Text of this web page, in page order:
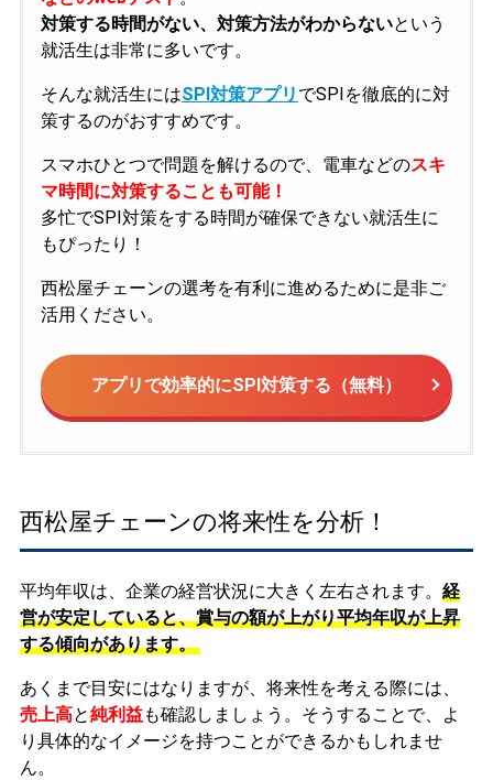
対策する時間がない、対策方法がわからないという
就活生は非常に多いです。
そんな就活生にはSPI対策アプリ でSPIを徹底的に対
策するのがおすすめです。
スマホひとつで問題を解けるので、電車などのスキ
マ時間に対策することも可能！
多忙でSPI対策をする時間が確保できない就活生に
もぴったり！
西松屋チェーンの選考を有利に進めるために是非ご
活用ください。
アプリで効率的にSPI対策する（無料）
西松屋チェーンの将来性を分析！
平均年収は、企業の経営状況に大きく左右されます。 経
営が安定していると、賞与の額が上がり平均年収が上昇
する傾向があります。
あくまで目安にはなりますが、将来性を考える際には、
売上高と純利益も確認しましょう。そうすることで、よ
り具体的なイメージを持つことができるかもしれませ
ん。